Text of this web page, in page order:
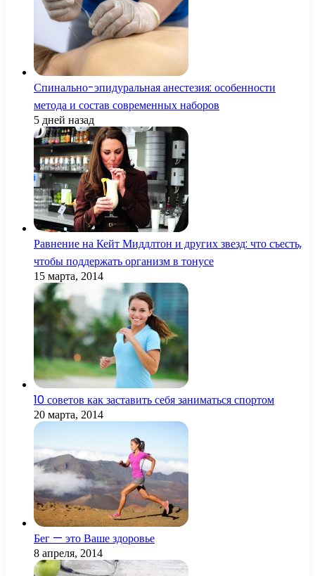
Спинально-эпидуральная анестезия: особенности
метода и состав современных наборов
5 дней назад
Равнение на Кейт Миддлтон и других звезд: что съесть,
чтобы поддержать организм в тонусе
15 марта, 2014
10 советов как заставить себя заниматься спортом
20 марта, 2014
Бег — это Ваше здоровье
8 апреля, 2014